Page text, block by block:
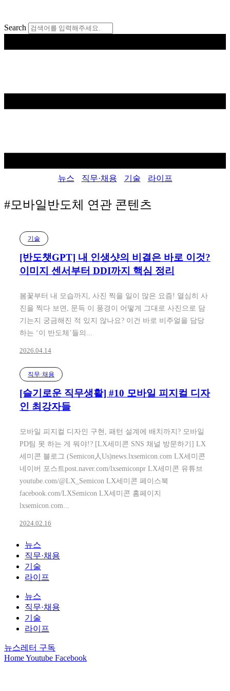
츠
건
Search
뉴스 직무·채용 기술 라이프
#모바일반도체 연관 콘텐츠
기술
[반도챗GPT] 내 인생샷의 비결은 바로 이것?
이미지 센서부터 DDI까지 핵심 정리
봄꽃부터 내 모습까지, 사진 찍을 일이 많은 요즘! 열심히 사
진을 찍다 보면, 문득 이 풍경이 어떻게 그대로 사진으로 담
기는지 궁금해진 적 있지 않나요? 이건 바로 비주얼을 담당
하는 ‘이 반도체’들의...
2026.04.14
직무·채용
[슬기로운 직무생활] #10 모바일 피지컬 디자
인 최강자들
모바일 피지컬 디자인 구현, 패턴 설계에 배치까지? 모바일
PD팀 못 하는 게 뭐야!? [LX세미콘 SNS 채널 방문하기] LX
세미콘 블로그 (Semicon人Us)news.lxsemicon.com LX세미콘
네이버 포스트post.naver.com/lxsemiconpr LX세미콘 유튜브
youtube.com/@LX_Semicon LX세미콘 페이스북
facebook.com/LXSemicon LX세미콘 홈페이지
lxsemicon.com...
2024.02.16
뉴스
직무·채용
기술
라이프
뉴스
직무·채용
기술
라이프
뉴스레터 구독
HomeYoutube Facebook